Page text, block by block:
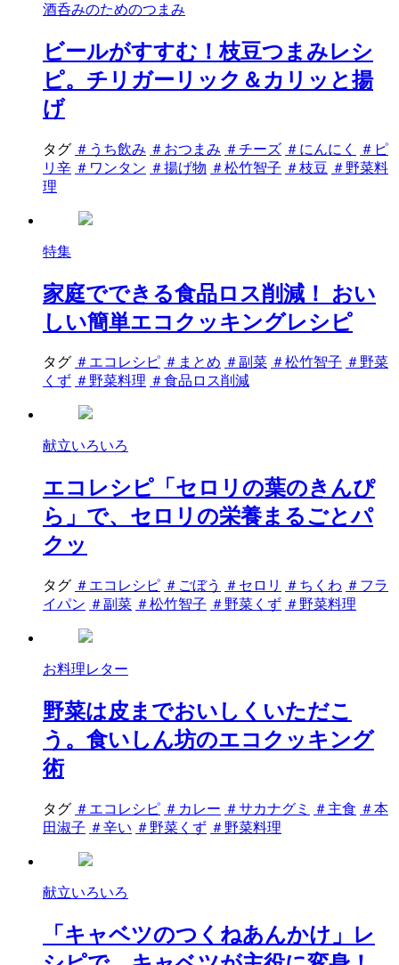
酒呑みのためのつまみ
ビールがすすむ！枝豆つまみレシ
ピ。チリガーリック＆カリッと揚
げ
タグ ＃うち飲み ＃おつまみ ＃チーズ ＃にんにく
＃ピ
リ辛 ＃ワンタン ＃揚げ物 ＃松竹智子 ＃枝豆 ＃野菜料
理
特集
家庭でできる食品ロス削減！ おい
しい簡単エコクッキングレシピ
タグ ＃エコレシピ ＃まとめ ＃副菜 ＃松竹智子 ＃野菜
くず ＃野菜料理 ＃食品ロス削減
献立いろいろ
エコレシピ「セロリの葉のきんぴ
ら」で、セロリの栄養まるごとパ
クッ
タグ ＃エコレシピ ＃ごぼう ＃セロリ ＃ちくわ ＃フラ
イパン ＃副菜 ＃松竹智子 ＃野菜くず ＃野菜料理
お料理レター
野菜は皮までおいしくいただこ
う。食いしん坊のエコクッキング
術
タグ ＃エコレシピ ＃カレー ＃サカナグミ ＃主食 ＃本
田淑子 ＃辛い ＃野菜くず ＃野菜料理
献立いろいろ
「キャベツのつくねあんかけ」レ